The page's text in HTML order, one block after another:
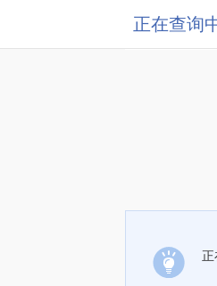
正在查询
正